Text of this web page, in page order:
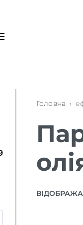
Головна ›